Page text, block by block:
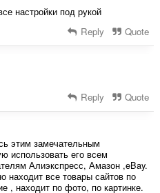
настройки под рукой
Reply Quote
Reply Quote
этим замечательным
использовать его всем
Алиэкспресс, Амазон ,eBay.
находит все товары сайтов по
, находит по фото, по картинке.